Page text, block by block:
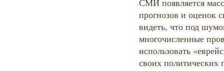
СМИ появляется
прогнозов и оценок
видеть, что под
многочисленные
использовать
своих политических